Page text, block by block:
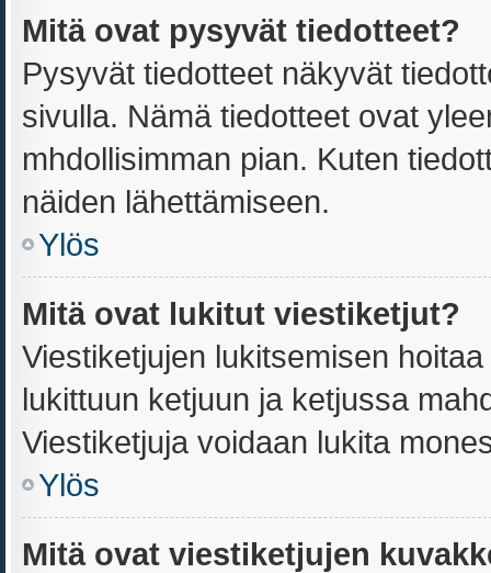
Mitä ovat pysyvät tiedotteet?
Pysyvät tiedotteet näkyvät
sivulla. Nämä tiedotteet ovat
mhdollisimman pian. Kuten
näiden lähettämiseen.
Ylös
Mitä ovat lukitut viestiketjut?
Viestiketjujen lukitsemisen
lukittuun ketjuun ja ketjussa
Viestiketjuja voidaan lukita
Ylös
Mitä ovat viestiketjujen